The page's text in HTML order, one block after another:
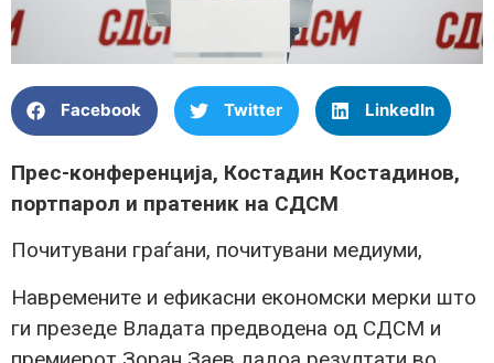
Facebook Twitter LinkedIn
Прес-конференција, Костадин Костадинов,
портпарол и пратеник на СДСМ
Почитувани граѓани, почитувани медиуми,
Навремените и ефикасни економски мерки што
ги презеде Владата предводена од СДСМ и